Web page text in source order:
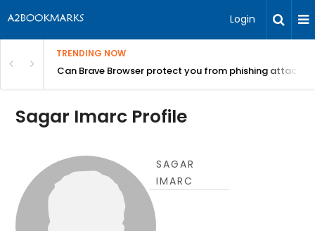
Login
TRENDING NOW
Can Brave Browser protect you from phishing attacks?
Sagar Imarc Profile
SAGAR
IMARC